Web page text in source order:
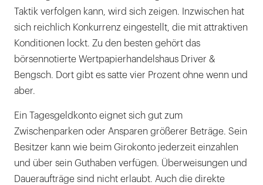
Taktik verfolgen kann, wird sich zeigen. Inzwischen hat
sich reichlich Konkurrenz eingestellt, die mit attraktiven
Konditionen lockt. Zu den besten gehört das
börsennotierte Wertpapierhandelshaus Driver &
Bengsch. Dort gibt es satte vier Prozent ohne wenn und
aber.
Ein Tagesgeldkonto eignet sich gut zum
Zwischenparken oder Ansparen größerer Beträge. Sein
Besitzer kann wie beim Girokonto jederzeit einzahlen
und über sein Guthaben verfügen. Überweisungen und
Daueraufträge sind nicht erlaubt. Auch die direkte